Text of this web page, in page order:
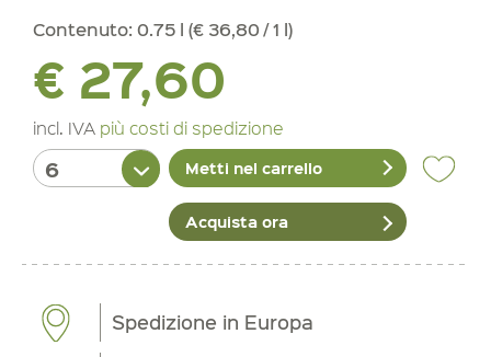
Contenuto: 0.75 l (€ 36,80 / 1 l)
€ 27,60
incl. IVA più costi di spedizione
Metti nel carrello
Acquista ora
Spedizione in Europa